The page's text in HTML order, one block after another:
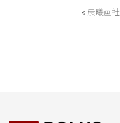
« 晨曦画社